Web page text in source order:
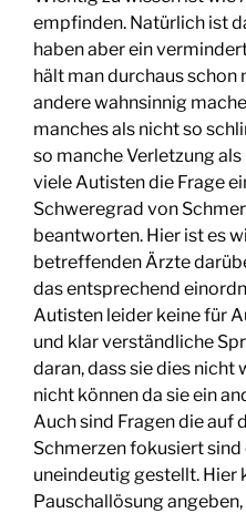
empfinden. Natürlich ist
haben aber ein
hält man durchaus schon
andere wahnsinnig
manches als nicht so
so manche Verletzung
viele Autisten die Frage
Schweregrad von
beantworten. Hier ist es
betreffenden Ärzte
das entsprechend
Autisten leider keine für
und klar verständliche
daran, dass sie dies nicht
nicht können da sie ein
Auch sind Fragen die auf
Schmerzen fokusiert
uneindeutig gestellt. Hier
Pauschallösung